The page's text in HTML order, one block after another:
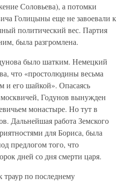
Соловьева), а потомки
Голицыны еще не завоевали к
политический вес. Партия
была разгромлена.
было шатким. Немецкий
что «простолюдины весьма
и его шайкой». Опасаясь
Годунов вынужден
монастыре. Но тут в
Дальнейшая работа Земского
для Бориса, была
предлогом того, что
дней со дня смерти царя.
траур по последнему